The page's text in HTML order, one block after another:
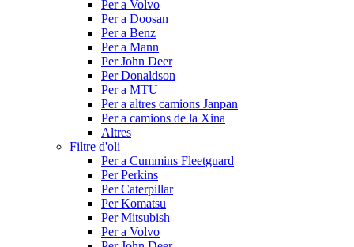
Per a Volvo
Per a Doosan
Per a Benz
Per a Mann
Per John Deer
Per Donaldson
Per a MTU
Per a altres camions Janpan
Per a camions de la Xina
Altres
Filtre d'oli
Per a Cummins Fleetguard
Per Perkins
Per Caterpillar
Per Komatsu
Per Mitsubish
Per a Volvo